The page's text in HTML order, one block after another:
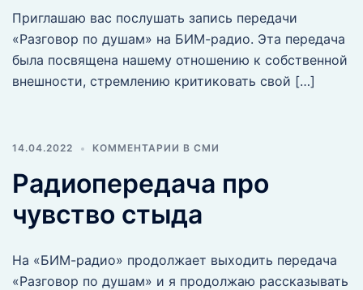
Приглашаю вас послушать запись передачи
«Разговор по душам» на БИМ-радио. Эта передача
была посвящена нашему отношению к собственной
внешности, стремлению критиковать свой […]
14.04.2022 КОММЕНТАРИИ В СМИ
Радиопередача про
чувство стыда
На «БИМ-радио» продолжает выходить передача
«Разговор по душам» и я продолжаю рассказывать